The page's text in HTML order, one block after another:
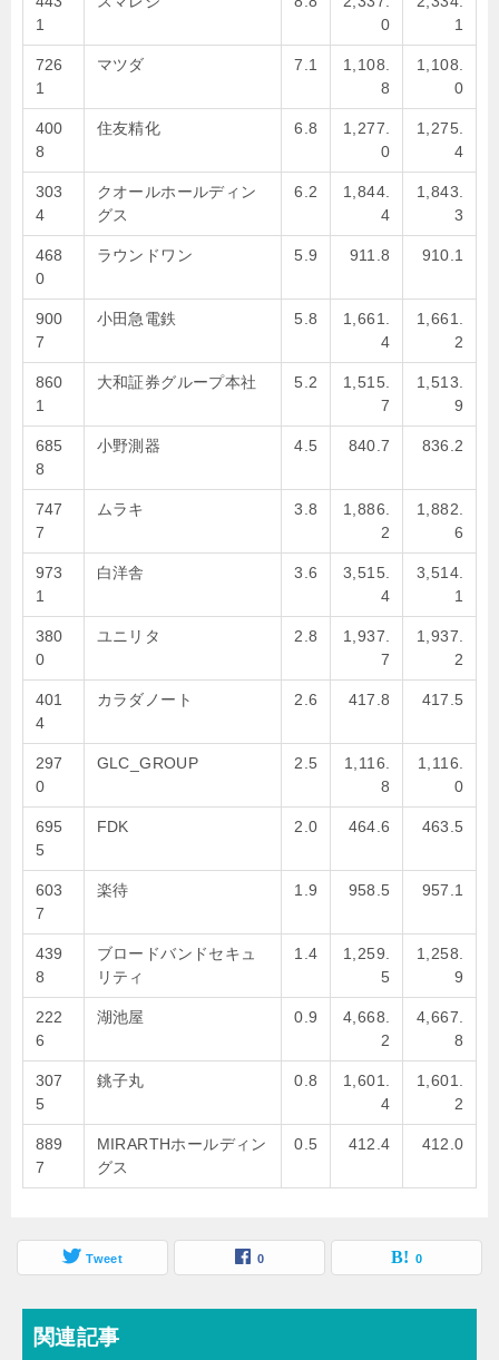
1
0
1
726
1
マツダ 7.1
1,108.
8
1,108.
0
400
8
住友精化 6.8
1,277.
0
1,275.
4
303
4
クオールホールディン
グス
6.2
1,844.
4
1,843.
3
468
0
ラウンドワン 5.9 911.8 910.1
900
7
小田急電鉄 5.8
1,661.
4
1,661.
2
860
1
大和証券グループ本社 5.2
1,515.
7
1,513.
9
685
8
小野測器 4.5 840.7 836.2
747
7
ムラキ 3.8
1,886.
2
1,882.
6
973
1
白洋舎 3.6
3,515.
4
3,514.
1
380
0
ユニリタ 2.8
1,937.
7
1,937.
2
401
4
カラダノート 2.6 417.8 417.5
297
0
GLC_GROUP 2.5
1,116.
8
1,116.
0
695
5
FDK 2.0 464.6 463.5
603
7
楽待 1.9 958.5 957.1
439
8
ブロードバンドセキュ
リティ
1.4
1,259.
5
1,258.
9
222
6
湖池屋 0.9
4,668.
2
4,667.
8
307
5
銚子丸 0.8
1,601.
4
1,601.
2
889
7
MIRARTHホールディン
グス
0.5 412.4 412.0
Tweet 0 0
関連記事